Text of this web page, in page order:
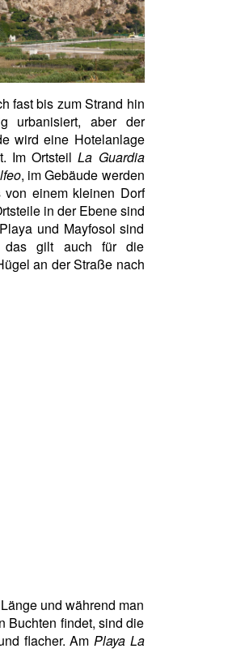
fast bis zum Strand hin
urbanisiert, aber der
wird eine Hotelanlage
Im OrtsteilLa Guardia
, im Gebäude werden
von einem kleinen Dorf
in der Ebene sind
und Mayfosol sind
das gilt auch für die
an der Straße nach
und während man
Buchten findet, sind die
flacher. Am Playa La